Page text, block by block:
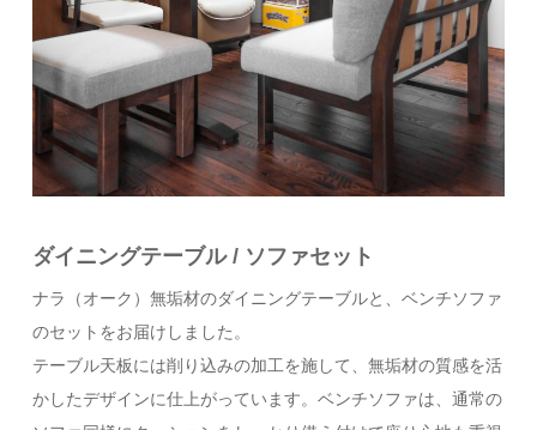
ダイニングテーブル / ソファセット
ナラ（オーク）無垢材のダイニングテーブルと、ベンチソファ
のセットをお届けしました。
テーブル天板には削り込みの加工を施して、無垢材の質感を活
かしたデザインに仕上がっています。ベンチソファは、通常の